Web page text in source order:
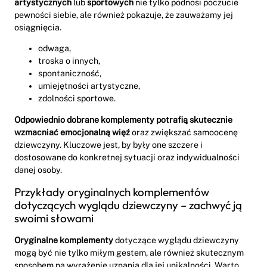
artystycznych lubsportowych nie tylko podnosi poczucie
pewności siebie, ale również pokazuje, że zauważamy jej
osiągnięcia.
odwaga,
troska o innych,
spontaniczność,
umiejętności artystyczne,
zdolności sportowe.
Odpowiednio dobrane komplementy potrafią skutecznie
wzmacniać emocjonalną więźoraz zwiększać samoocenę
dziewczyny. Kluczowe jest, by były one szczere i
dostosowane do konkretnej sytuacji oraz indywidualności
danej osoby.
Przykłady oryginalnych komplementów
dotyczących wyglądu dziewczyny – zachwyć ją
swoimi słowami
Oryginalne komplementydotyczące wyglądu dziewczyny
mogą być nie tylko miłym gestem, ale również skutecznym